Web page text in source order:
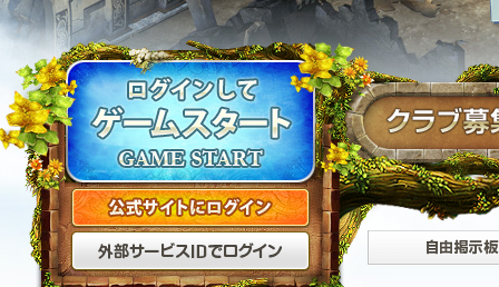
公式サイトにログイン
外部サービスIDでログ